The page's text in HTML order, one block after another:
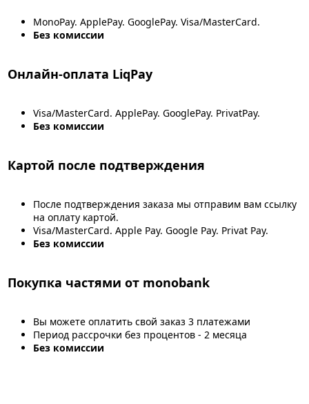
MonoPay. ApplePay. GooglePay. Visa/MasterCard.
Без комиссии
Онлайн-оплата LiqPay
Visa/MasterCard. ApplePay. GooglePay. PrivatPay.
Без комиссии
Картой после подтверждения
После подтверждения заказа мы отправим вам ссылку
на оплату картой.
Visa/MasterCard. Apple Pay. Google Pay. Privat Pay.
Без комиссии
Покупка частями от monobank
Вы можете оплатить свой заказ 3 платежами
Период рассрочки без процентов - 2 месяца
Без комиссии